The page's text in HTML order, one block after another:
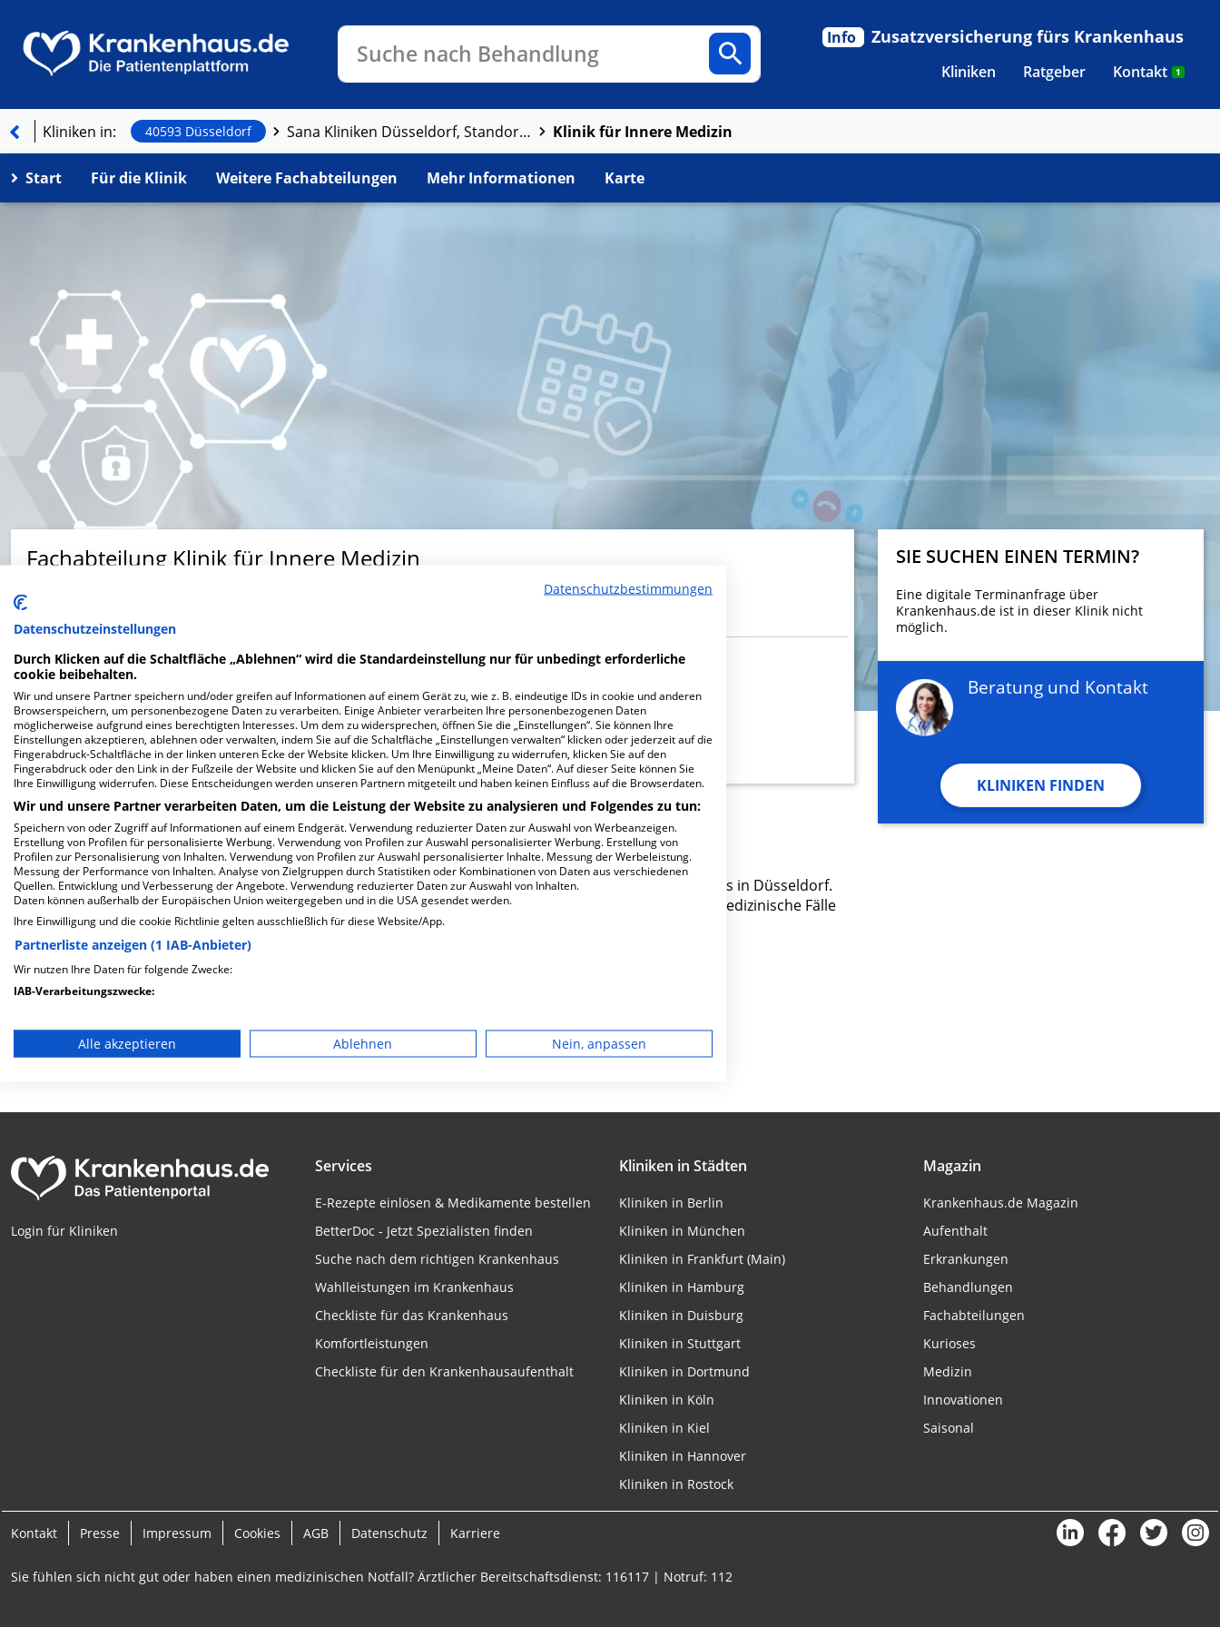
Suche nach Behandlung
Kliniken
Ratgeber Kontakt 1
Info Zusatzversicherung fürs Krankenhaus
Kliniken in: 40593 Düsseldorf Sana Kliniken Düsseldorf, Standort Benrath Klinik für Innere Medizin
Start Für die Klinik Weitere Fachabteilungen Mehr Informationen Karte
Fachabteilung Klinik für Innere Medizin
Website
SIE SUCHEN EINEN TERMIN?
Eine digitale Terminanfrage über
Krankenhaus.de ist in dieser Klinik nicht
möglich.
Beratung und Kontakt
KLINIKEN FINDEN
Herzlich Willkommen
Sana Kliniken Düsseldorf, Standort Benrath in der Urdenbacher Allee 83 ist ein mittelgroßes Krankenhaus in Düsseldorf.
Mit einer Kapazität von 212 Betten werden in den spezialisierten Fachabteilungen pro Jahr etwa 10.346 medizinische Fälle
behandelt und therapiert.
Besuchszeiten
0 bis 23 Uhr
privat
Login für Kliniken
Services
E-Rezepte einlösen & Medikamente bestellen
BetterDoc - Jetzt Spezialisten finden
Suche nach dem richtigen Krankenhaus
Wahlleistungen im Krankenhaus
Checkliste für das Krankenhaus
Komfortleistungen
Checkliste für den Krankenhausaufenthalt
Kliniken in Städten
Kliniken in Berlin
Kliniken in München
Kliniken in Frankfurt (Main)
Kliniken in Hamburg
Kliniken in Duisburg
Kliniken in Stuttgart
Kliniken in Dortmund
Kliniken in Köln
Kliniken in Kiel
Kliniken in Hannover
Kliniken in Rostock
Magazin
Krankenhaus.de Magazin
Aufenthalt
Erkrankungen
Behandlungen
Fachabteilungen
Kurioses
Medizin
Innovationen
Saisonal
Kontakt Presse Impressum Cookies AGB Datenschutz Karriere
Sie fühlen sich nicht gut oder haben einen medizinischen Notfall? Ärztlicher Bereitschaftsdienst: 116117 | Notruf: 112
Datenschutzbestimmungen
Datenschutzeinstellungen
Durch Klicken auf die Schaltfläche „Ablehnen“ wird die Standardeinstellung nur für unbedingt erforderliche
cookie beibehalten.
Wir und unsere Partner speichern und/oder greifen auf Informationen auf einem Gerät zu, wie z. B. eindeutige IDs in cookie und anderen
Browserspeichern, um personenbezogene Daten zu verarbeiten. Einige Anbieter verarbeiten Ihre personenbezogenen Daten
möglicherweise aufgrund eines berechtigten Interesses. Um dem zu widersprechen, öffnen Sie die „Einstellungen“. Sie können Ihre
Einstellungen akzeptieren, ablehnen oder verwalten, indem Sie auf die Schaltfläche „Einstellungen verwalten“ klicken oder jederzeit auf die
Fingerabdruck-Schaltfläche in der linken unteren Ecke der Website klicken. Um Ihre Einwilligung zu widerrufen, klicken Sie auf den
Fingerabdruck oder den Link in der Fußzeile der Website und klicken Sie auf den Menüpunkt „Meine Daten“. Auf dieser Seite können Sie
Ihre Einwilligung widerrufen. Diese Entscheidungen werden unseren Partnern mitgeteilt und haben keinen Einfluss auf die Browserdaten.
Wir und unsere Partner verarbeiten Daten, um die Leistung der Website zu analysieren und Folgendes zu tun:
Speichern von oder Zugriff auf Informationen auf einem Endgerät. Verwendung reduzierter Daten zur Auswahl von Werbeanzeigen.
Erstellung von Profilen für personalisierte Werbung. Verwendung von Profilen zur Auswahl personalisierter Werbung. Erstellung von
Profilen zur Personalisierung von Inhalten. Verwendung von Profilen zur Auswahl personalisierter Inhalte. Messung der Werbeleistung.
Messung der Performance von Inhalten. Analyse von Zielgruppen durch Statistiken oder Kombinationen von Daten aus verschiedenen
Quellen. Entwicklung und Verbesserung der Angebote. Verwendung reduzierter Daten zur Auswahl von Inhalten.
Daten können außerhalb der Europäischen Union weitergegeben und in die USA gesendet werden.
Ihre Einwilligung und die cookie Richtlinie gelten ausschließlich für diese Website/App.
Partnerliste anzeigen (1 IAB-Anbieter)
Wir nutzen Ihre Daten für folgende Zwecke:
IAB-Verarbeitungszwecke:
Verwendung reduzierter Daten zur Auswahl von Werbeanzeigen
Erstellung von Profilen zur Personalisierung von Inhalten
Verwendung von Profilen zur Auswahl personalisierter Inhalte
Messung der Werbeleistung
Analyse von Zielgruppen durch Statistiken oder Kombinationen von Daten aus
Nicht-IAB-Verarbeitungszwecke:
Alle akzeptieren Ablehnen Nein, anpassen